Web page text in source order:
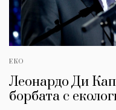
ЕКО
Леонардо Ди
борбата с